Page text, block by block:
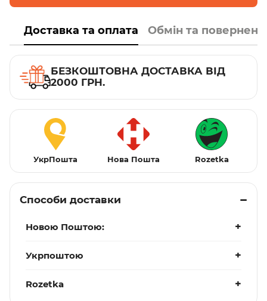
Доставка та оплата Обмін та
БЕЗКОШТОВНА ДОСТАВКА ВІД
2000 ГРН.
УкрПошта Нова Пошта Rozetka
Способи доставки
Новою Поштою:
Укрпоштою
Rozetka